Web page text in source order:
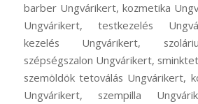
barber Ungvárikert, kozmetika
Ungvárikert, testkezelés
kezelés Ungvárikert,
szépségszalon Ungvárikert,
szemöldök tetoválás Ungvárikert,
Ungvárikert, szempilla